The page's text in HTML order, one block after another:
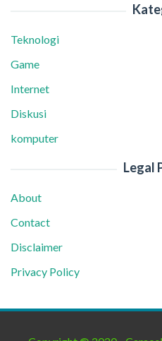
Teknologi
Game
Internet
Diskusi
komputer
Legal
About
Contact
Disclaimer
Privacy Policy